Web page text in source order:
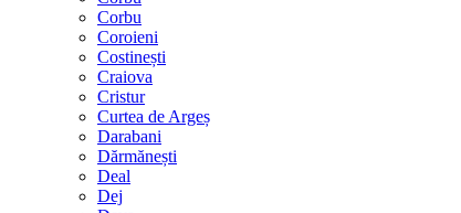
Corbu
Coroieni
Costinești
Craiova
Cristur
Curtea de Argeș
Darabani
Dărmănești
Deal
Dej